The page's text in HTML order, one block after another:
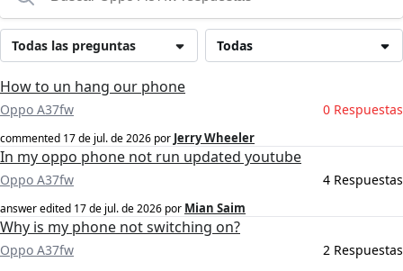
Todas
Todas las preguntas
How to un hang our phone
Oppo A37fw 0 Respuestas
commented 17 de jul. de 2026 por Jerry Wheeler
In my oppo phone not run updated youtube
Oppo A37fw 4 Respuestas
answer edited 17 de jul. de 2026 por Mian Saim
Why is my phone not switching on?
Oppo A37fw 2 Respuestas